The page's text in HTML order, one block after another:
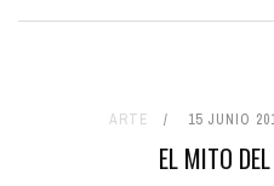
ARTE 15 JUNIO
EL MITO